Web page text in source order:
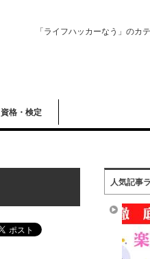
「ライフハッカーなう」のカ
資格・検定
人気記事